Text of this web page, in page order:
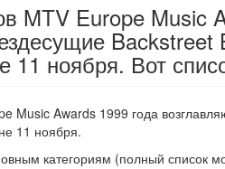
MTV Europe Music
11 ноября. Вот
Music Awards 1999 года
11 ноября.
категориям (полный список